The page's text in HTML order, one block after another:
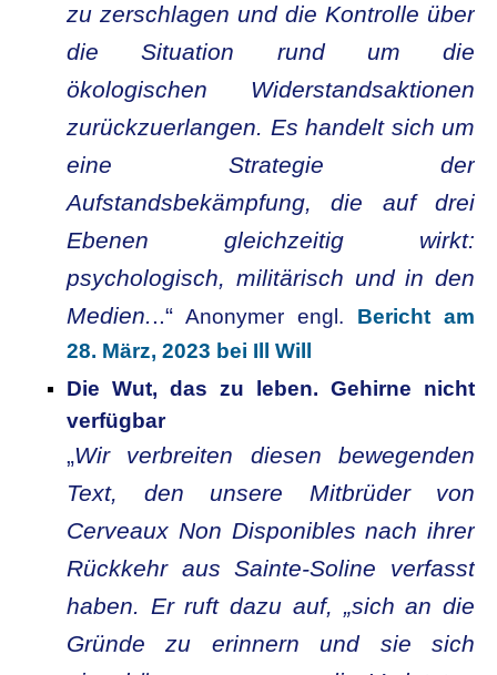
zu zerschlagen und die Kontrolle über
die Situation rund um die
ökologischen Widerstandsaktionen
zurückzuerlangen. Es handelt sich um
eine Strategie der
Aufstandsbekämpfung, die auf drei
Ebenen gleichzeitig wirkt:
psychologisch, militärisch und in den
Medien...“ Anonymer engl.
Bericht am
28. März, 2023 bei Ill Will
Die Wut, das zu leben. Gehirne nicht
verfügbar
„Wir verbreiten diesen bewegenden
Text, den unsere Mitbrüder von
Cerveaux Non Disponibles nach ihrer
Rückkehr aus Sainte-Soline verfasst
haben. Er ruft dazu auf, „sich an die
Gründe zu erinnern und sie sich